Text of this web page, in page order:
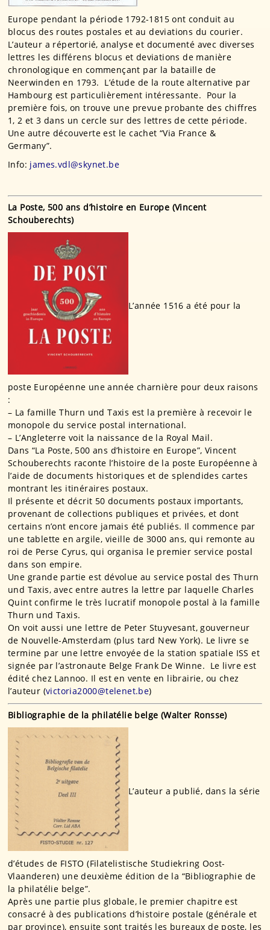
Europe pendant la période 1792-1815 ont conduit au
blocus des routes postales et au deviations du courier.
L’auteur a répertorié, analyse et documenté avec diverses
lettres les différens blocus et deviations de manière
chronologique en commençant par la bataille de
Neerwinden en 1793. L’étude de la route alternative par
Hambourg est particulièrement intéressante. Pour la
première fois, on trouve une prevue probante des chiffres
1, 2 et 3 dans un cercle sur des lettres de cette période.
Une autre découverte est le cachet “Via France &
Germany”.
Info: james.vdl@skynet.be
La Poste, 500 ans d’histoire en Europe (Vincent
Schouberechts)
L’année 1516 a été pour la
poste Européenne une année charnière pour deux raisons
:
– La famille Thurn und Taxis est la première à recevoir le
monopole du service postal international.
– L’Angleterre voit la naissance de la Royal Mail.
Dans “La Poste, 500 ans d’histoire en Europe”, Vincent
Schouberechts raconte l’histoire de la poste Européenne à
l’aide de documents historiques et de splendides cartes
montrant les itinéraires postaux.
Il présente et décrit 50 documents postaux importants,
provenant de collections publiques et privées, et dont
certains n’ont encore jamais été publiés. Il commence par
une tablette en argile, vieille de 3000 ans, qui remonte au
roi de Perse Cyrus, qui organisa le premier service postal
dans son empire.
Une grande partie est dévolue au service postal des Thurn
und Taxis, avec entre autres la lettre par laquelle Charles
Quint confirme le très lucratif monopole postal à la famille
Thurn und Taxis.
On voit aussi une lettre de Peter Stuyvesant, gouverneur
de Nouvelle-Amsterdam (plus tard New York). Le livre se
termine par une lettre envoyée de la station spatiale ISS et
signée par l’astronaute Belge Frank De Winne. Le livre est
édité chez Lannoo. Il est en vente en librairie, ou chez
l’auteur (victoria2000@telenet.be)
Bibliographie de la philatélie belge (Walter Ronsse)
L’auteur a publié, dans la série
d’études de FISTO (Filatelistische Studiekring Oost-
Vlaanderen) une deuxième édition de la “Bibliographie de
la philatélie belge”.
Après une partie plus globale, le premier chapitre est
consacré à des publications d’histoire postale (générale et
par province), ensuite sont traités les bureaux de poste, les